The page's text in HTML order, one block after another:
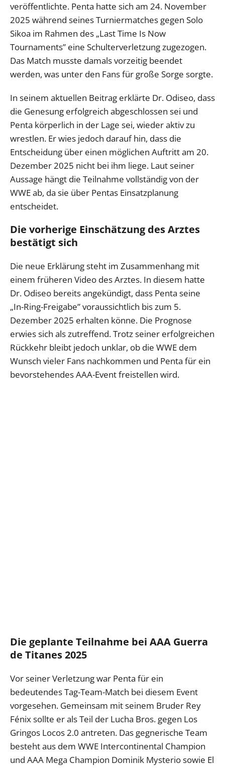
veröffentlichte. Penta hatte sich am 24. November
2025 während seines Turniermatches gegen Solo
Sikoa im Rahmen des „Last Time Is Now
Tournaments” eine Schulterverletzung zugezogen.
Das Match musste damals vorzeitig beendet
werden, was unter den Fans für große Sorge sorgte.
In seinem aktuellen Beitrag erklärte Dr. Odiseo, dass
die Genesung erfolgreich abgeschlossen sei und
Penta körperlich in der Lage sei, wieder aktiv zu
wrestlen. Er wies jedoch darauf hin, dass die
Entscheidung über einen möglichen Auftritt am 20.
Dezember 2025 nicht bei ihm liege. Laut seiner
Aussage hängt die Teilnahme vollständig von der
WWE ab, da sie über Pentas Einsatzplanung
entscheidet.
Die vorherige Einschätzung des Arztes
bestätigt sich
Die neue Erklärung steht im Zusammenhang mit
einem früheren Video des Arztes. In diesem hatte
Dr. Odiseo bereits angekündigt, dass Penta seine
„In-Ring-Freigabe” voraussichtlich bis zum 5.
Dezember 2025 erhalten könne. Die Prognose
erwies sich als zutreffend. Trotz seiner erfolgreichen
Rückkehr bleibt jedoch unklar, ob die WWE dem
Wunsch vieler Fans nachkommen und Penta für ein
bevorstehendes AAA-Event freistellen wird.
Die geplante Teilnahme bei AAA Guerra
de Titanes 2025
Vor seiner Verletzung war Penta für ein
bedeutendes Tag-Team-Match bei diesem Event
vorgesehen. Gemeinsam mit seinem Bruder Rey
Fénix sollte er als Teil der Lucha Bros. gegen Los
Gringos Locos 2.0 antreten. Das gegnerische Team
besteht aus dem WWE Intercontinental Champion
und AAA Mega Champion Dominik Mysterio sowie El